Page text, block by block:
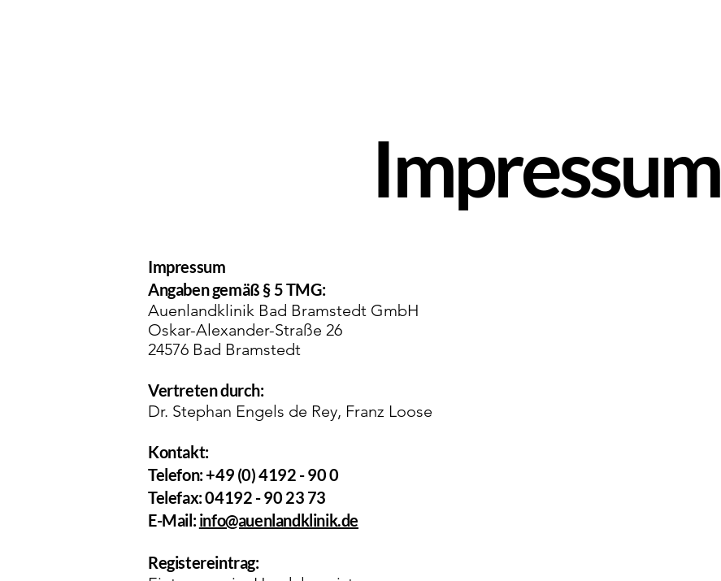
Impressum
Impressum
Angaben gemäß § 5 TMG:
Auenlandklinik Bad Bramstedt GmbH
Oskar-Alexander-Straße 26
24576 Bad Bramstedt
Vertreten durch:
Dr. Stephan Engels de Rey, Franz Loose
Kontakt:
Telefon: +49 (0) 4192 - 90 0
Telefax: 04192 - 90 23 73
E-Mail:info@auenlandklinik.de
Registereintrag: